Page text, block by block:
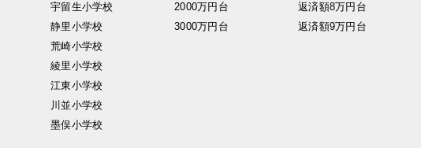
宇留生小学校
静里小学校
荒崎小学校
綾里小学校
江東小学校
川並小学校
墨俣小学校
2000万円台
3000万円台
返済額8万円台
返済額9万円台